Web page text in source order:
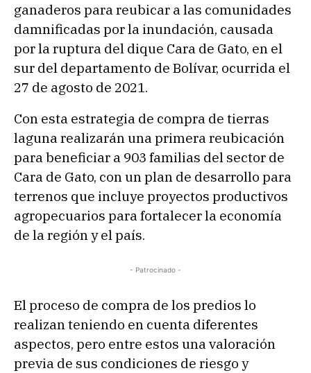
ganaderos para reubicar a las comunidades
damnificadas por la inundación, causada
por la ruptura del dique Cara de Gato, en el
sur del departamento de Bolívar, ocurrida el
27 de agosto de 2021.
Con esta estrategia de compra de tierras
laguna realizarán una primera reubicación
para beneficiar a 903 familias del sector de
Cara de Gato, con un plan de desarrollo para
terrenos que incluye proyectos productivos
agropecuarios para fortalecer la economía
de la región y el país.
- Patrocinado -
El proceso de compra de los predios lo
realizan teniendo en cuenta diferentes
aspectos, pero entre estos una valoración
previa de sus condiciones de riesgo y